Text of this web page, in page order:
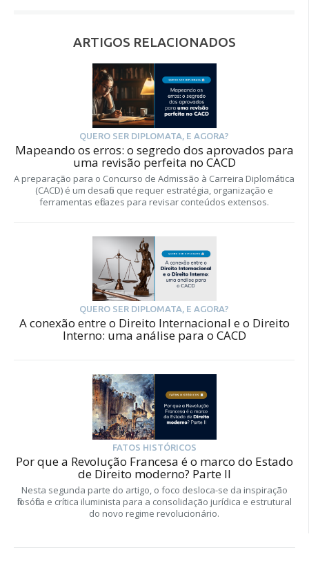
ARTIGOS RELACIONADOS
QUERO SER DIPLOMATA, E AGORA?
Mapeando os erros: o segredo dos aprovados para
uma revisão perfeita no CACD
A preparação para o Concurso de Admissão à Carreira Diplomática
(CACD) é um desafio que requer estratégia, organização e
ferramentas eficazes para revisar conteúdos extensos.
QUERO SER DIPLOMATA, E AGORA?
A conexão entre o Direito Internacional e o Direito
Interno: uma análise para o CACD
FATOS HISTÓRICOS
Por que a Revolução Francesa é o marco do Estado
de Direito moderno? Parte II
Nesta segunda parte do artigo, o foco desloca-se da inspiração
filosófica e crítica iluminista para a consolidação jurídica e estrutural
do novo regime revolucionário.